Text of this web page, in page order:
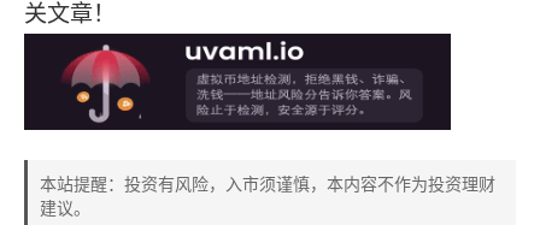
关文章！
本站提醒：投资有风险，入市须谨慎，本内容不作为投资理财
建议。